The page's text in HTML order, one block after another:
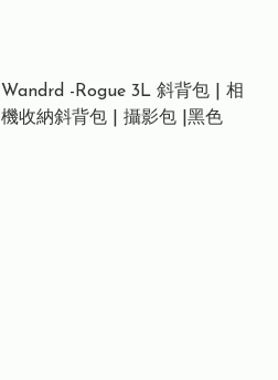
Wandrd -Rogue 3L 斜背包 | 相
機收納斜背包 | 攝影包 |黑色